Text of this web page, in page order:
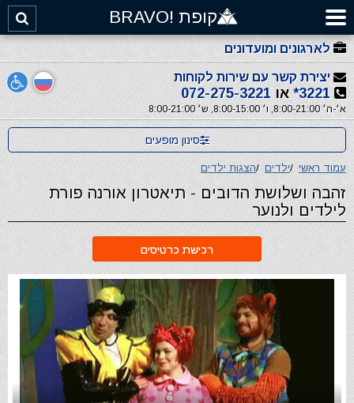
קופת !BRAVO
לארגונים ומועדונים
יצירת קשר עם שירות לקוחות
3221* או 072-275-3221
א׳-ה׳ 8:00-21:00, ו׳ 8:00-15:00, ש׳ 8:00-21:00
סינון מופעים
עמוד ראשי /ילדים /הצגות ילדים
זהבה ושלושת הדובים - תיאטרון אורנה פורת
לילדים ולנוער
רכישת כרטיסים